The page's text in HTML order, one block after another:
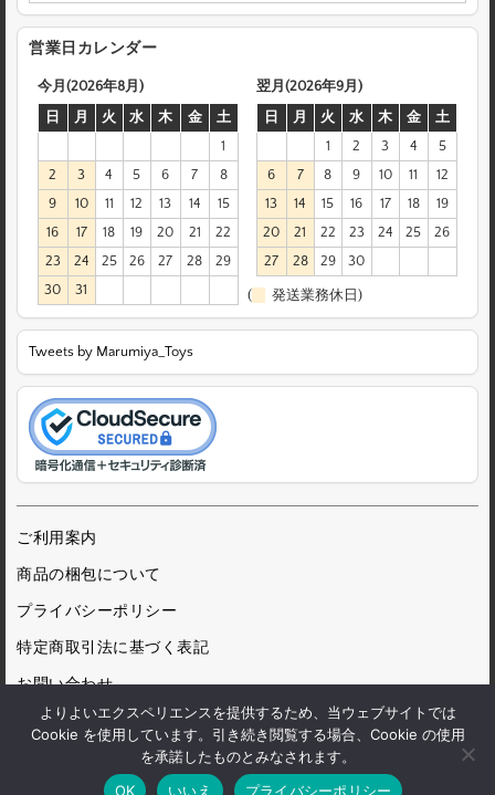
営業日カレンダー
今月(2026年8月)
日
月 火 水 木 金
土
1
2
3 4 5 6 7
8
9
10 11 12 13 14
15
16
17 18 19 20 21
22
23
24 25 26 27 28
29
30
31
翌月(2026年9月)
日
月 火 水 木 金
土
1
2 3 4
5
6
7 8 9 10 11
12
13
14 15 16 17 18
19
20
21 22 23 24 25
26
27
28 29 30
( 発送業務休日)
Tweets by Marumiya_Toys
ご利用案内
商品の梱包について
プライバシーポリシー
特定商取引法に基づく表記
お問い合わせ
© 1972 Marumiya Gangu Ltd.
よりよいエクスペリエンスを提供するため、当ウェブサイトでは
Cookie を使用しています。引き続き閲覧する場合、Cookie の使用
を承諾したものとみなされます。
OK
いいえ プライバシーポリシー